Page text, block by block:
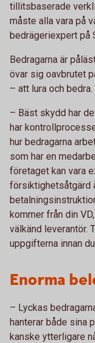
tillitsbaserade
måste alla vara på
bedrägeriexpert på
Bedragarna är
övar sig oavbrutet
– att lura och bedra.
– Bäst skydd har
har
hur bedragarna
som har en
företaget kan vara
försiktighetsåtgärd
kommer från din
välkänd leverantör.
uppgifterna innan
Enorma
– Lyckas
hanterar både sina
kanske ytterligare